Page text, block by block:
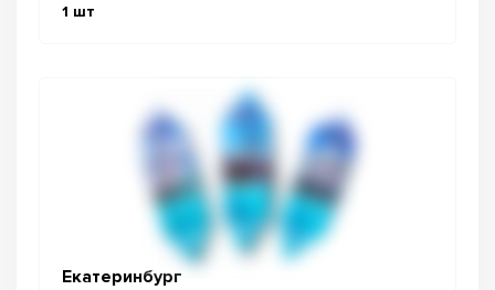
1 шт
Екатеринбург